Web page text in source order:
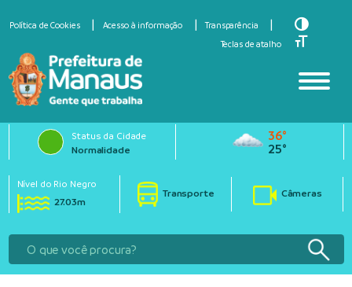
Política de Cookies Acesso à informação
Transparência
Teclas de atalho
Toggle
Toggle
Status da Cidade
Normalidade
36°
25°
Nível do Rio Negro
27.03m
Transporte Câmeras